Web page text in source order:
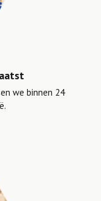
we binnen 24